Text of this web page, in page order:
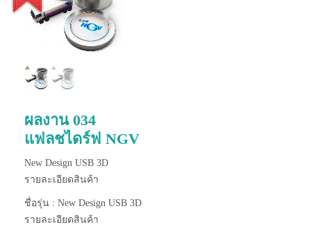
ผลงาน 034
แฟลชไดร์ฟ NGV
New Design USB 3D
รายละเอียดสินค้า
ชื่อรุ่น : New Design USB 3D
รายละเอียดสินค้า